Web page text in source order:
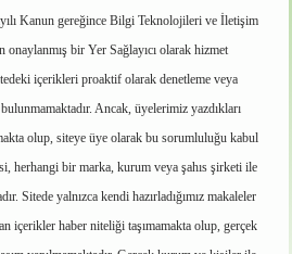
Kanun gereğince Bilgi Teknolojileri ve İletişim
bir Yer Sağlayıcı olarak hizmet
içerikleri proaktif olarak denetleme veya
Ancak, üyelerimiz yazdıkları
olup, siteye üye olarak bu sorumluluğu kabul
herhangi bir marka, kurum veya şahıs şirketi ile
Sitede yalnızca kendi hazırladığımız makaleler
içerikler haber niteliği taşımamakta olup, gerçek